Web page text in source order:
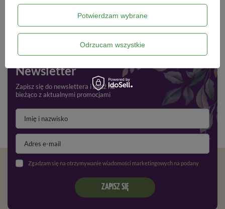
trawnika? Zapraszamy do krótkiego poradnika o tym, jak i kiedy
Czytaj więcej
Newsletter
Zapisz się do newslettera i bądź na
bieżąco z aktualnymi promocjami
Zgadzam się na otrzymywanie wiadomości marketingowych na podany adres e-mail oraz przetwarzanie danych osobowych zgodnie z
ZAPISZ SIĘ
Potwierdzam wybrane
Odrzucam wszystkie